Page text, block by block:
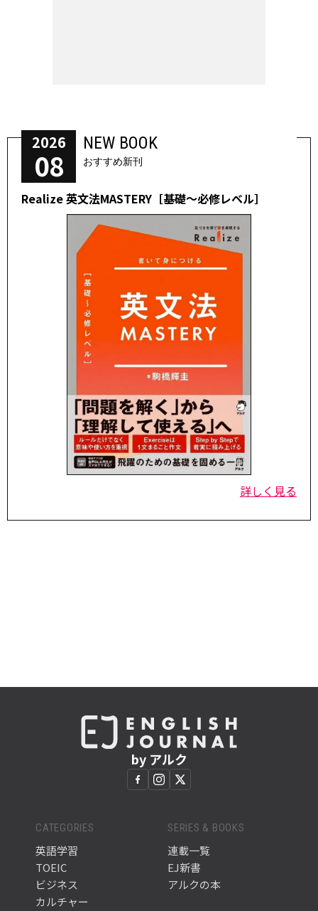
2026
08
NEW BOOK
おすすめ新刊
Realize 英文法MASTERY［基礎～必修レベル］
詳しく見る
by アルク
CATEGORIES
英語学習
TOEIC
ビジネス
カルチャー
SERIES & BOOKS
連載一覧
EJ新書
アルクの本